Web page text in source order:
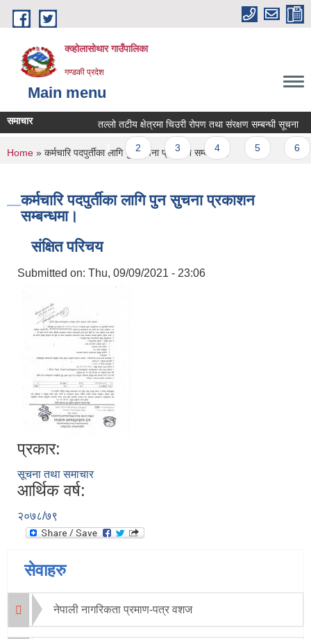
Skip to main content
क्व्होलासोथार गाउँपालिका
गण्डकी प्रदेश
Main menu
समाचार तल्लो तटीय क्षेत्रमा चिउरी रोपण तथा संरक्षण सम्बन्धी सूचना
Pages
1 2 3 4
You are here
Home » कर्मचारि पदपुर्तीका लागि पुन सुचना प्रकाशन सम्बन्धमा।
कर्मचारि पदपुर्तीका लागि पुन सुचना प्रकाशन
सम्बन्धमा।
संक्षित परिचय
Submitted on: Thu, 09/09/2021 - 23:06
प्रकार:
सूचना तथा समाचार
आर्थिक वर्ष:
२०७८/७९
सेवाहरु
नेपाली नागरिकता प्रमाण-पत्र वशज